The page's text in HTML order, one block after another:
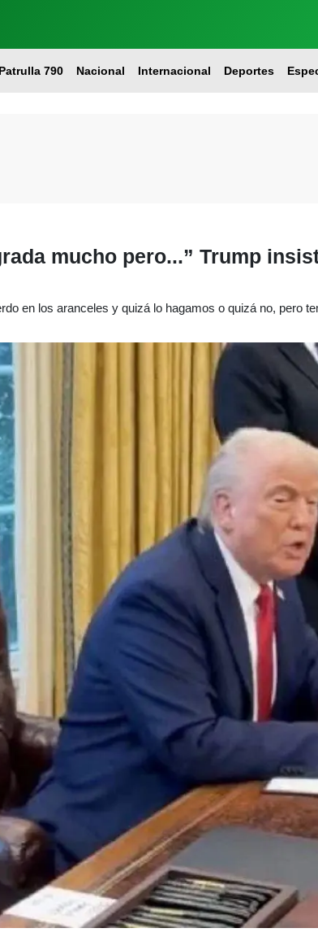
Patrulla 790 Nacional Internacional Deportes
mucho pero...” Trump
en los aranceles y quizá lo hagamos o quizá no, pero